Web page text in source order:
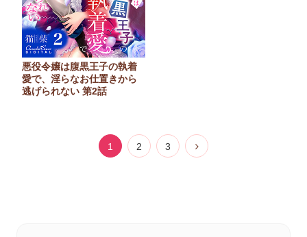
悪役令嬢は腹黒王子の執着
愛で、淫らなお仕置きから
逃げられない 第2話
1 2 3